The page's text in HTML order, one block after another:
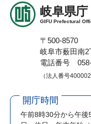
岐阜県庁
GIFU Prefectural
〒500-8570
岐阜市薮田南
電話番号 058-
（法人番号
開庁時間
午前8時30分から午後